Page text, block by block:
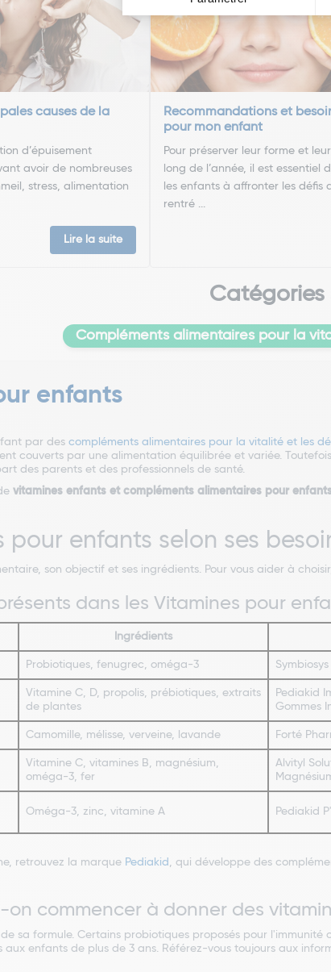
causes de la
d’épuisement
avoir de nombreuses
stress, alimentation
Lire la suite
Recommandations et
pour mon enfant
Pour préserver leur forme et
long de l’année, il est essentiel
les enfants à affronter les défis
rentré ...
Catégories
Compléments alimentaires pour la
enfants
par des compléments alimentaires pour la vitalité et les
couverts par une alimentation équilibrée et variée.
des parents et des professionnels de santé.
vitamines enfants et compléments alimentaires pour
pour enfants selon ses
son objectif et ses ingrédients. Pour vous aider à
dans les Vitamines pour
Ingrédients
Probiotiques, fenugrec, oméga-3
Vitamine C, D, propolis, prébiotiques, extraits
de plantes
Pediakid
Gommes
Camomille, mélisse, verveine, lavande Forté
Vitamine C, vitamines B, magnésium,
oméga-3, fer
Alvityl
Oméga-3, zinc, vitamine A Pediakid
retrouvez la marque Pediakid , qui développe des
commencer à donner des
sa formule. Certains probiotiques proposés pour
aux enfants de plus de 3 ans. Référez-vous toujours aux